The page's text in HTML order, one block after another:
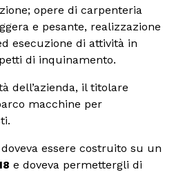
opere di carpenteria
e pesante, realizzazione
esecuzione di attività in
di inquinamento.
dell’azienda, il titolare
macchine per
essere costruito su un
e doveva permettergli di